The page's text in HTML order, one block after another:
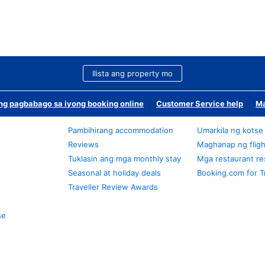
Ilista ang property mo
pagbabago sa iyong booking online Customer Service help
Pambihirang accommodation
Reviews
Tuklasin ang mga monthly stay
Seasonal at holiday deals
Traveller Review Awards
Umarkila ng kotse
Maghanap ng
Mga restaurant
Booking.com for